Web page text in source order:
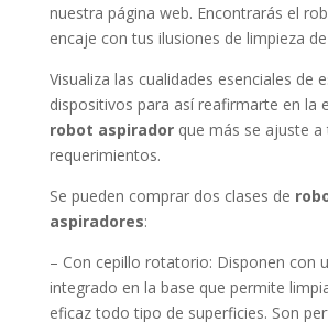
nuestra página web. Encontrarás el
encaje con tus ilusiones de limpieza
Visualiza las cualidades esenciales de
dispositivos para así reafirmarte en la
robot aspiradorque más se ajuste a
requerimientos.
Se pueden comprar dos clases de
aspiradores:
– Con cepillo rotatorio: Disponen con
integrado en la base que permite
eficaz todo tipo de superficies. Son